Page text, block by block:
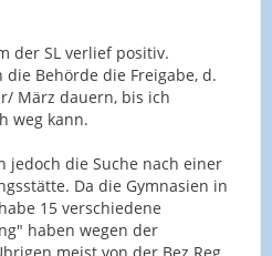
der SL verlief positiv.
Behörde die Freigabe, d.
März dauern, bis ich
weg kann.
jedoch die Suche nach einer
Da die Gymnasien in
15 verschiedene
haben wegen der